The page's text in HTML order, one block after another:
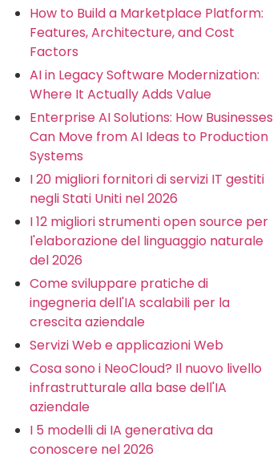
How to Build a Marketplace Platform:
Features, Architecture, and Cost
Factors
AI in Legacy Software Modernization:
Where It Actually Adds Value
Enterprise AI Solutions: How Businesses
Can Move from AI Ideas to Production
Systems
I 20 migliori fornitori di servizi IT gestiti
negli Stati Uniti nel 2026
I 12 migliori strumenti open source per
l'elaborazione del linguaggio naturale
del 2026
Come sviluppare pratiche di
ingegneria dell'IA scalabili per la
crescita aziendale
Servizi Web e applicazioni Web
Cosa sono i NeoCloud? Il nuovo livello
infrastrutturale alla base dell'IA
aziendale
I 5 modelli di IA generativa da
conoscere nel 2026